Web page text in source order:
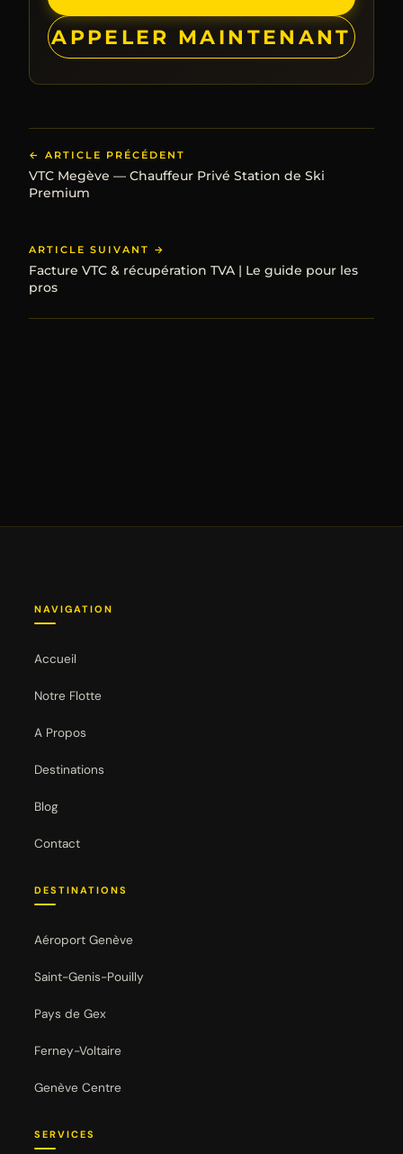
APPELER MAINTENANT
← ARTICLE PRÉCÉDENT
VTC Megève — Chauffeur Privé Station de Ski
Premium
ARTICLE SUIVANT →
Facture VTC & récupération TVA | Le guide pour les
pros
NAVIGATION
Accueil
Notre Flotte
A Propos
Destinations
Blog
Contact
DESTINATIONS
Aéroport Genève
Saint-Genis-Pouilly
Pays de Gex
Ferney-Voltaire
Genève Centre
SERVICES